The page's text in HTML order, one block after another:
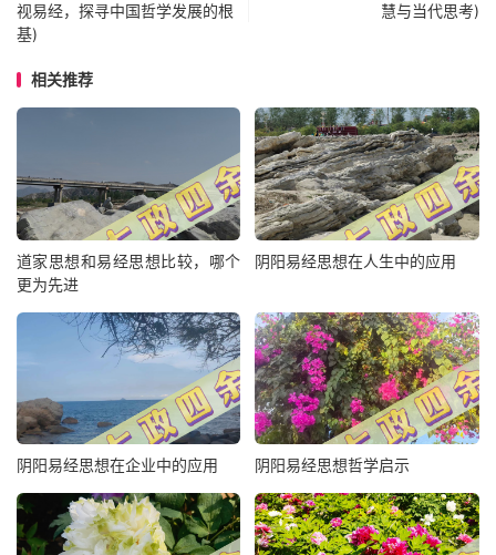
视易经，探寻中国哲学发展的根
基)
慧与当代思考)
相关推荐
道家思想和易经思想比较，哪个
更为先进
阴阳易经思想在人生中的应用
阴阳易经思想在企业中的应用 阴阳易经思想哲学启示